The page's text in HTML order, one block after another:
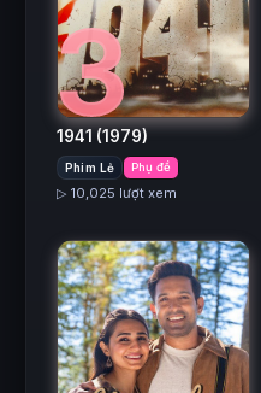
3
1941 (1979)
Phim Lẻ Phụ đề
▷ 10,025 lượt xem